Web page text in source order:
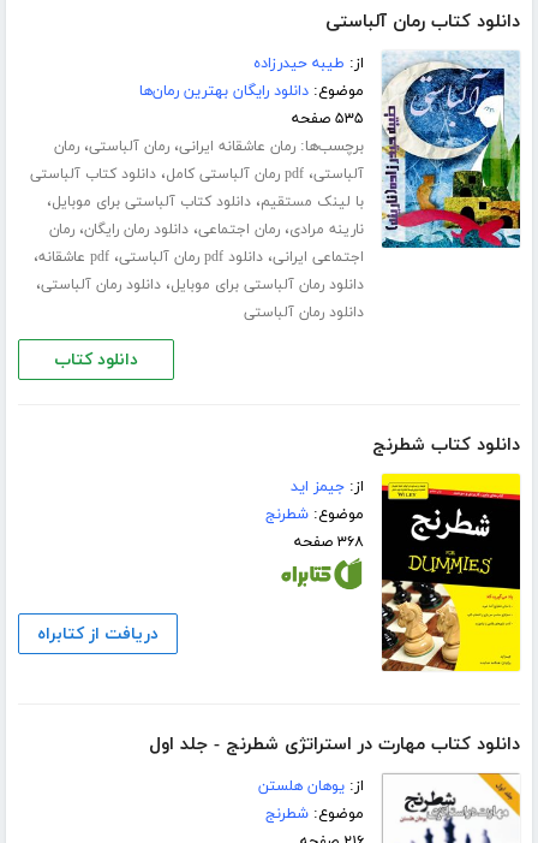
دانلود کتاب رمان آلباستی
از: طیبه حیدرزاده
موضوع:دانلود رایگان بهترین رمان‌ها
۵۳۵ صفحه
برچسب‌ها:رمان عاشقانه ایرانی،رمان آلباستی،رمان
آلباستی،pdf رمان آلباستی کامل ،دانلود کتاب آلباستی
با لینک مستقیم،دانلود کتاب آلباستی برای موبایل،
نارینه مرادی،رمان اجتماعی،دانلود رمان رایگان،رمان
اجتماعی ایرانی،دانلود pdf رمان آلباستی ،pdf عاشقانه ،
دانلود رمان آلباستی برای موبایل،دانلود رمان آلباستی،
دانلود رمان آلباستی
دانلود کتاب
دانلود کتاب شطرنج
از:جیمز اید
موضوع:شطرنج
۳۶۸ صفحه
دریافت از کتابراه
دانلود کتاب مهارت در استراتژی شطرنج - جلد اول
از:یوهان هلستن
موضوع:شطرنج